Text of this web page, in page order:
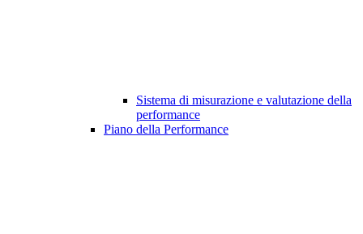
Sistema di misurazione e valutazione della
performance
Piano della Performance